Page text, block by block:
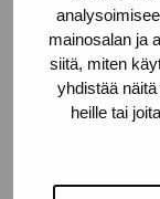
mainosalan ja
siitä, miten
yhdistää
heille tai
Gustav Wasas
10600 Ekenäs